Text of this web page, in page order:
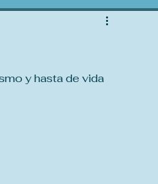
y hasta de vida